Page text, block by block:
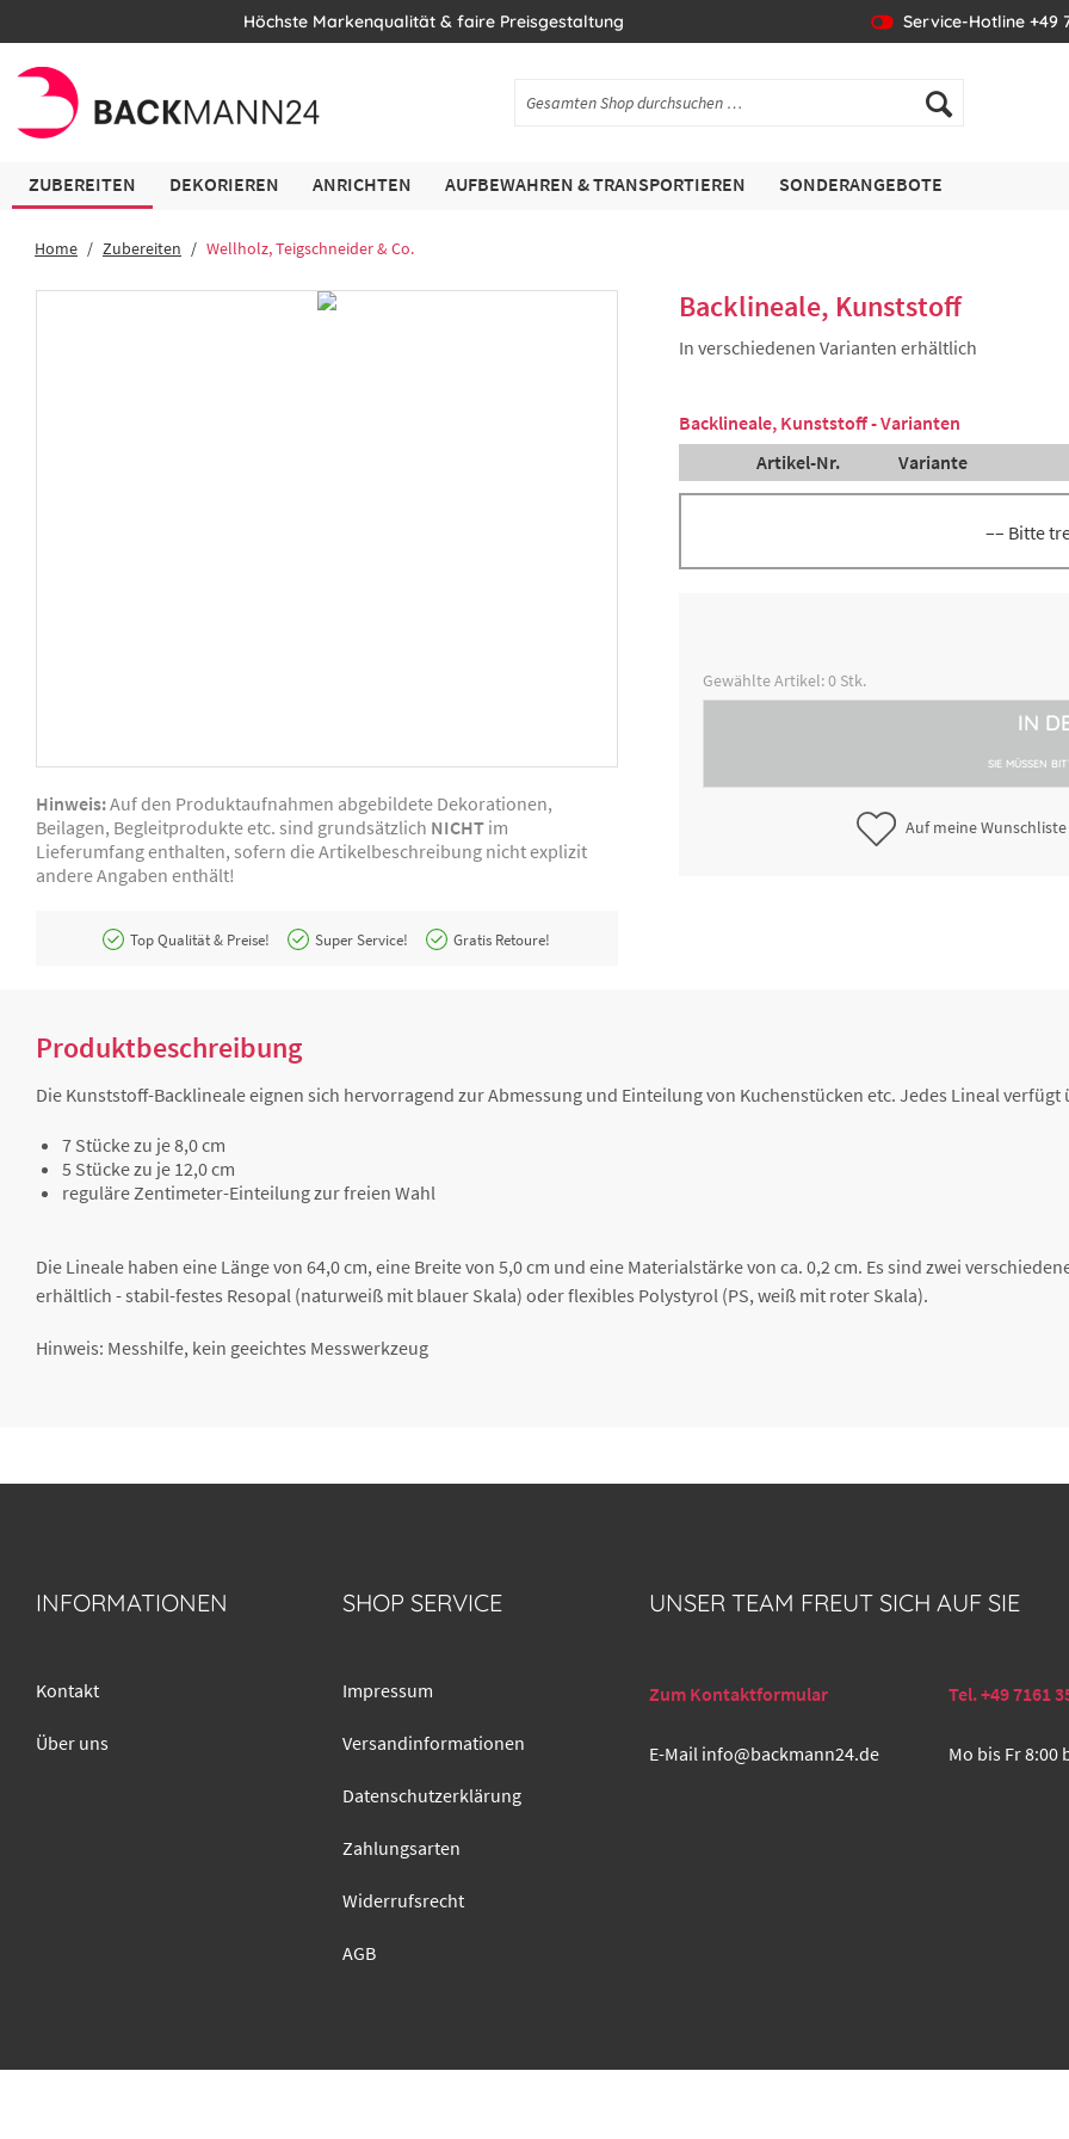
Höchste Markenqualität & faire Preisgestaltung Service-Hotline +49
ZUBEREITEN DEKORIEREN ANRICHTEN AUFBEWAHREN & TRANSPORTIEREN SONDERANGEBOTE
Home Zubereiten Wellholz, Teigschneider & Co.
Hinweis:Auf den Produktaufnahmen abgebildete Dekorationen,
Beilagen, Begleitprodukte etc. sind grundsätzlich NICHT im
Lieferumfang enthalten, sofern die Artikelbeschreibung nicht explizit
andere Angaben enthält!
Top Qualität & Preise! Super Service! Gratis Retoure!
Backlineale, Kunststoff
In verschiedenen Varianten erhältlich
Backlineale, Kunststoff - Varianten
Artikel-Nr.
Variante
–– Bitte
5000244061
cm
Gewählte Artikel:0 Stk.
IN
SIE MÜSSEN
Auf meine Wunschliste
Produktbeschreibung
Die Kunststoff-Backlineale eignen sich hervorragend zur Abmessung und Einteilung von Kuchenstücken etc. Jedes Lineal
7 Stücke zu je 8,0 cm
5 Stücke zu je 12,0 cm
reguläre Zentimeter-Einteilung zur freien Wahl
Die Lineale haben eine Länge von 64,0 cm, eine Breite von 5,0 cm und eine Materialstärke von ca. 0,2 cm. Es sind zwei
erhältlich - stabil-festes Resopal (naturweiß mit blauer Skala) oder flexibles Polystyrol (PS, weiß mit roter Skala).
Hinweis: Messhilfe, kein geeichtes Messwerkzeug
INFORMATIONEN
Kontakt
Über uns
SHOP SERVICE
Impressum
Versandinformationen
Datenschutzerklärung
Zahlungsarten
Widerrufsrecht
AGB
UNSER TEAM FREUT SICH AUF SIE
Zum Kontaktformular Tel. +49 7161
E-Mail info@backmann24.de Mo bis Fr 8:00